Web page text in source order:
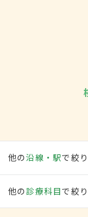
他の沿線・駅で絞
他の 診療科目で絞